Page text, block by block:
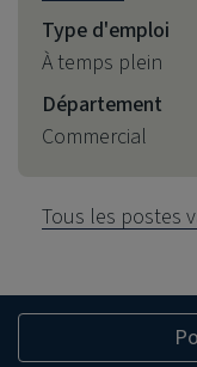
Type d'emploi
À temps plein
Département
Commercial
Tous les postes